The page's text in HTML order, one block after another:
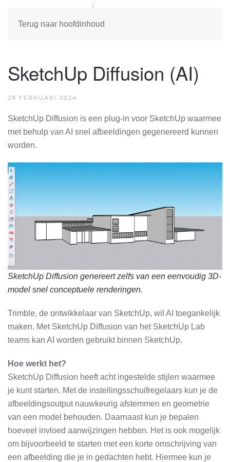
Terug naar hoofdinhoud
SketchUp Diffusion (AI)
28 FEBRUARI 2024
SketchUp Diffusion is een plug-in voor SketchUp waarmee
met behulp van AI snel afbeeldingen gegenereerd kunnen
worden.
SketchUp Diffusion genereert zelfs van een eenvoudig 3D-
model snel conceptuele renderingen.
Trimble, de ontwikkelaar van SketchUp, wil AI toegankelijk
maken. Met SketchUp Diffusion van het SketchUp Lab
teams kan AI worden gebruikt binnen SketchUp.
Hoe werkt het?
SketchUp Diffusion heeft acht ingestelde stijlen waarmee
je kunt starten. Met de instellingsschuifregelaars kun je de
afbeeldingsoutput nauwkeurig afstemmen en geometrie
van een model behouden. Daarnaast kun je bepalen
hoeveel invloed aanwijzingen hebben. Het is ook mogelijk
om bijvoorbeeld te starten met een korte omschrijving van
een afbeelding die je in gedachten hebt. Hiermee kun je